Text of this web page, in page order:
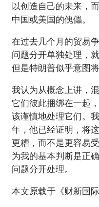
以创造自己的未来，
中国或美国的傀儡。
在过去几个月的贸易
问题分开单独处理，
但是特朗普似乎意图
我认为从概念上讲，
它们彼此捆绑在一起
该谨慎地处理它们。
年，他已经证明，将
更糟，而不是更容易
为我的基本判断是正
问题分开处理。
本文原载于《财新国